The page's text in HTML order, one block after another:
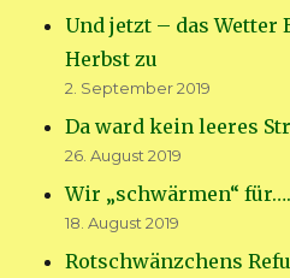
Und jetzt – das Wetter
Herbst zu
2. September 2019
Da ward kein leeres
26. August 2019
Wir „schwärmen“
18. August 2019
Rotschwänzchens